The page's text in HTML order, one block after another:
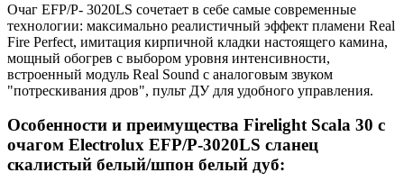
Очаг EFP/P- 3020LS сочетает в себе самые современные
технологии: максимально реалистичный эффект пламени Real
Fire Perfect, имитация кирпичной кладки настоящего камина,
мощный обогрев с выбором уровня интенсивности,
встроенный модуль Real Sound с аналоговым звуком
"потрескивания дров", пульт ДУ для удобного управления.
Особенности и преимущества Firelight Scala 30 с
очагом Electrolux EFP/P-3020LS сланец
скалистый белый/шпон белый дуб: